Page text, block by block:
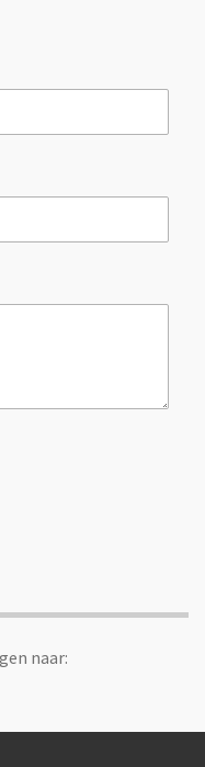
naar: